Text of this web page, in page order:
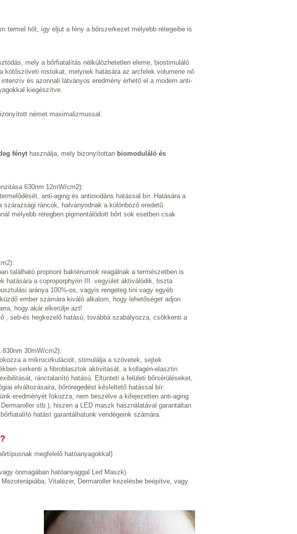
termel hőt, így eljut a fény a bőrszerkezet mélyebb rétegeibe is
mely a bőrfiatalítás nélkülözhetetlen eleme, biostimuláló
rostokat, melynek hatására az arcfelek volumene nő
és azonnali látványos eredmény érhető el a modern anti-
kiegészítve.
német maximalizmussal.
fényt használja, mely bizonyítottan biomoduláló és
630nm 12mW/cm2):
anti-aging és antioxidáns hatással bír. Hatására a
ráncok, halványodnak a különböző eredetű
mélyebb rétegben pigmentálódott bőrt sok esetben csak
található proprioni baktériumok reagálnak a természetben is
hatására a coproporphyrin III. vegyület aktiválódik, tiszta
aránya 100%-os, vagyis rengeteg tini vagy egyéb
ember számára kiváló alkalom, hogy lehetőséget adjon
hogy akár elkerülje azt!
, seb-és hegkezelő hatású, továbbá szabályozza, csökkenti a
30mW/cm2):
a mikrocirkulációt, stimulálja a szövetek, sejtek
serkenti a fibroblasztok aktivitását, a kollagén-elasztin
ránctalanító hatású. Eltünteti a felületi bőrsérüléseket,
elváltozásaira, bőröregedést késleltető hatással bír.
eredményét fokozza, nem beszélve a kifejezetten anti-aging
stb.), hiszen a LED maszk használatával garantáltan
hatást garantálhatunk vendégeink számára.
megfelelő hatóanyagokkal)
önmagában hatóanyaggal Led Maszk)
Vitalézer, Dermaroller kezelésbe beépítve, vagy